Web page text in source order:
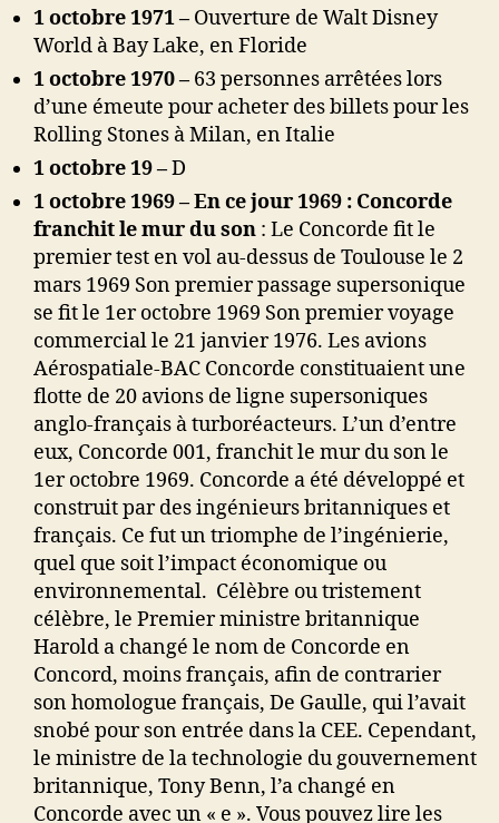
1 octobre 1971 – Ouverture de Walt Disney
World à Bay Lake, en Floride
1 octobre 1970 – 63 personnes arrêtées lors
d’une émeute pour acheter des billets pour les
Rolling Stones à Milan, en Italie
1 octobre 19 –D
1 octobre 1969– En ce jour 1969 : Concorde
franchit le mur du son : Le Concorde fit le
premier test en vol au-dessus de Toulouse le 2
mars 1969 Son premier passage supersonique
se fit le 1er octobre 1969 Son premier voyage
commercial le 21 janvier 1976. Les avions
Aérospatiale-BAC Concorde constituaient une
flotte de 20 avions de ligne supersoniques
anglo-français à turboréacteurs. L’un d’entre
eux, Concorde 001, franchit le mur du son le
1er octobre 1969. Concorde a été développé et
construit par des ingénieurs britanniques et
français. Ce fut un triomphe de l’ingénierie,
quel que soit l’impact économique ou
environnemental. Célèbre ou tristement
célèbre, le Premier ministre britannique
Harold a changé le nom de Concorde en
Concord, moins français, afin de contrarier
son homologue français, De Gaulle, qui l’avait
snobé pour son entrée dans la CEE. Cependant,
le ministre de la technologie du gouvernement
britannique, Tony Benn, l’a changé en
Concorde avec un « e ». Vous pouvez lire les